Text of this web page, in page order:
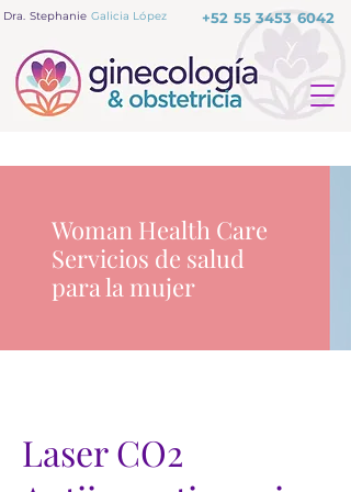
+52 55 3453 6042
Dra. Stephanie Galicia López
Woman Health Care
Servicios de salud
para la mujer
Laser CO2